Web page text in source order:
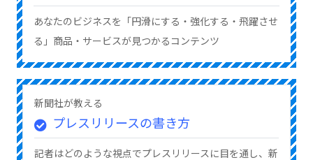
あなたのビジネスを「円滑にする・強化する・飛躍させ
る」商品・サービスが見つかるコンテンツ
新聞社が教える
プレスリリースの書き方
記者はどのような視点でプレスリリースに目を通し、新